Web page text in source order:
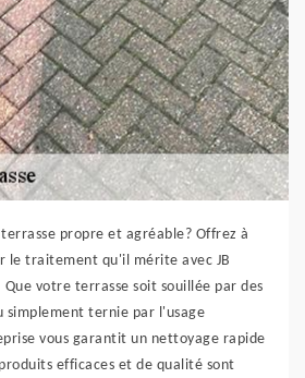
propre et agréable? Offrez à
le traitement qu'il mérite avec JB
votre terrasse soit souillée par des
simplement ternie par l'usage
vous garantit un nettoyage rapide
efficaces et de qualité sont